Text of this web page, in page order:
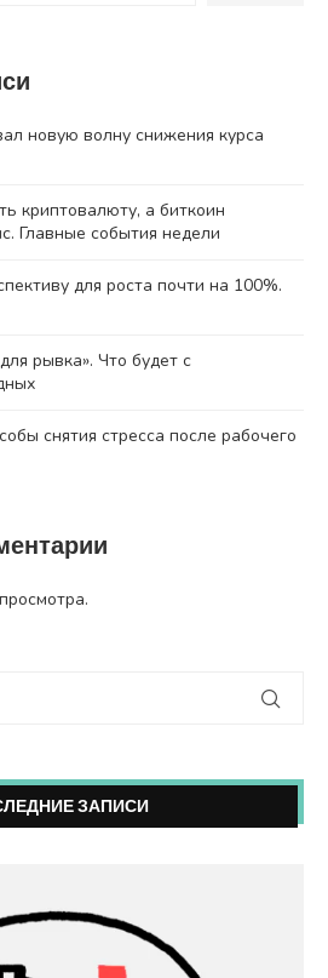
новую волну снижения курса
криптовалюту, а биткоин
Главные события недели
для роста почти на 100%.
рывка». Что будет с
снятия стресса после рабочего
ЗАПИСИ